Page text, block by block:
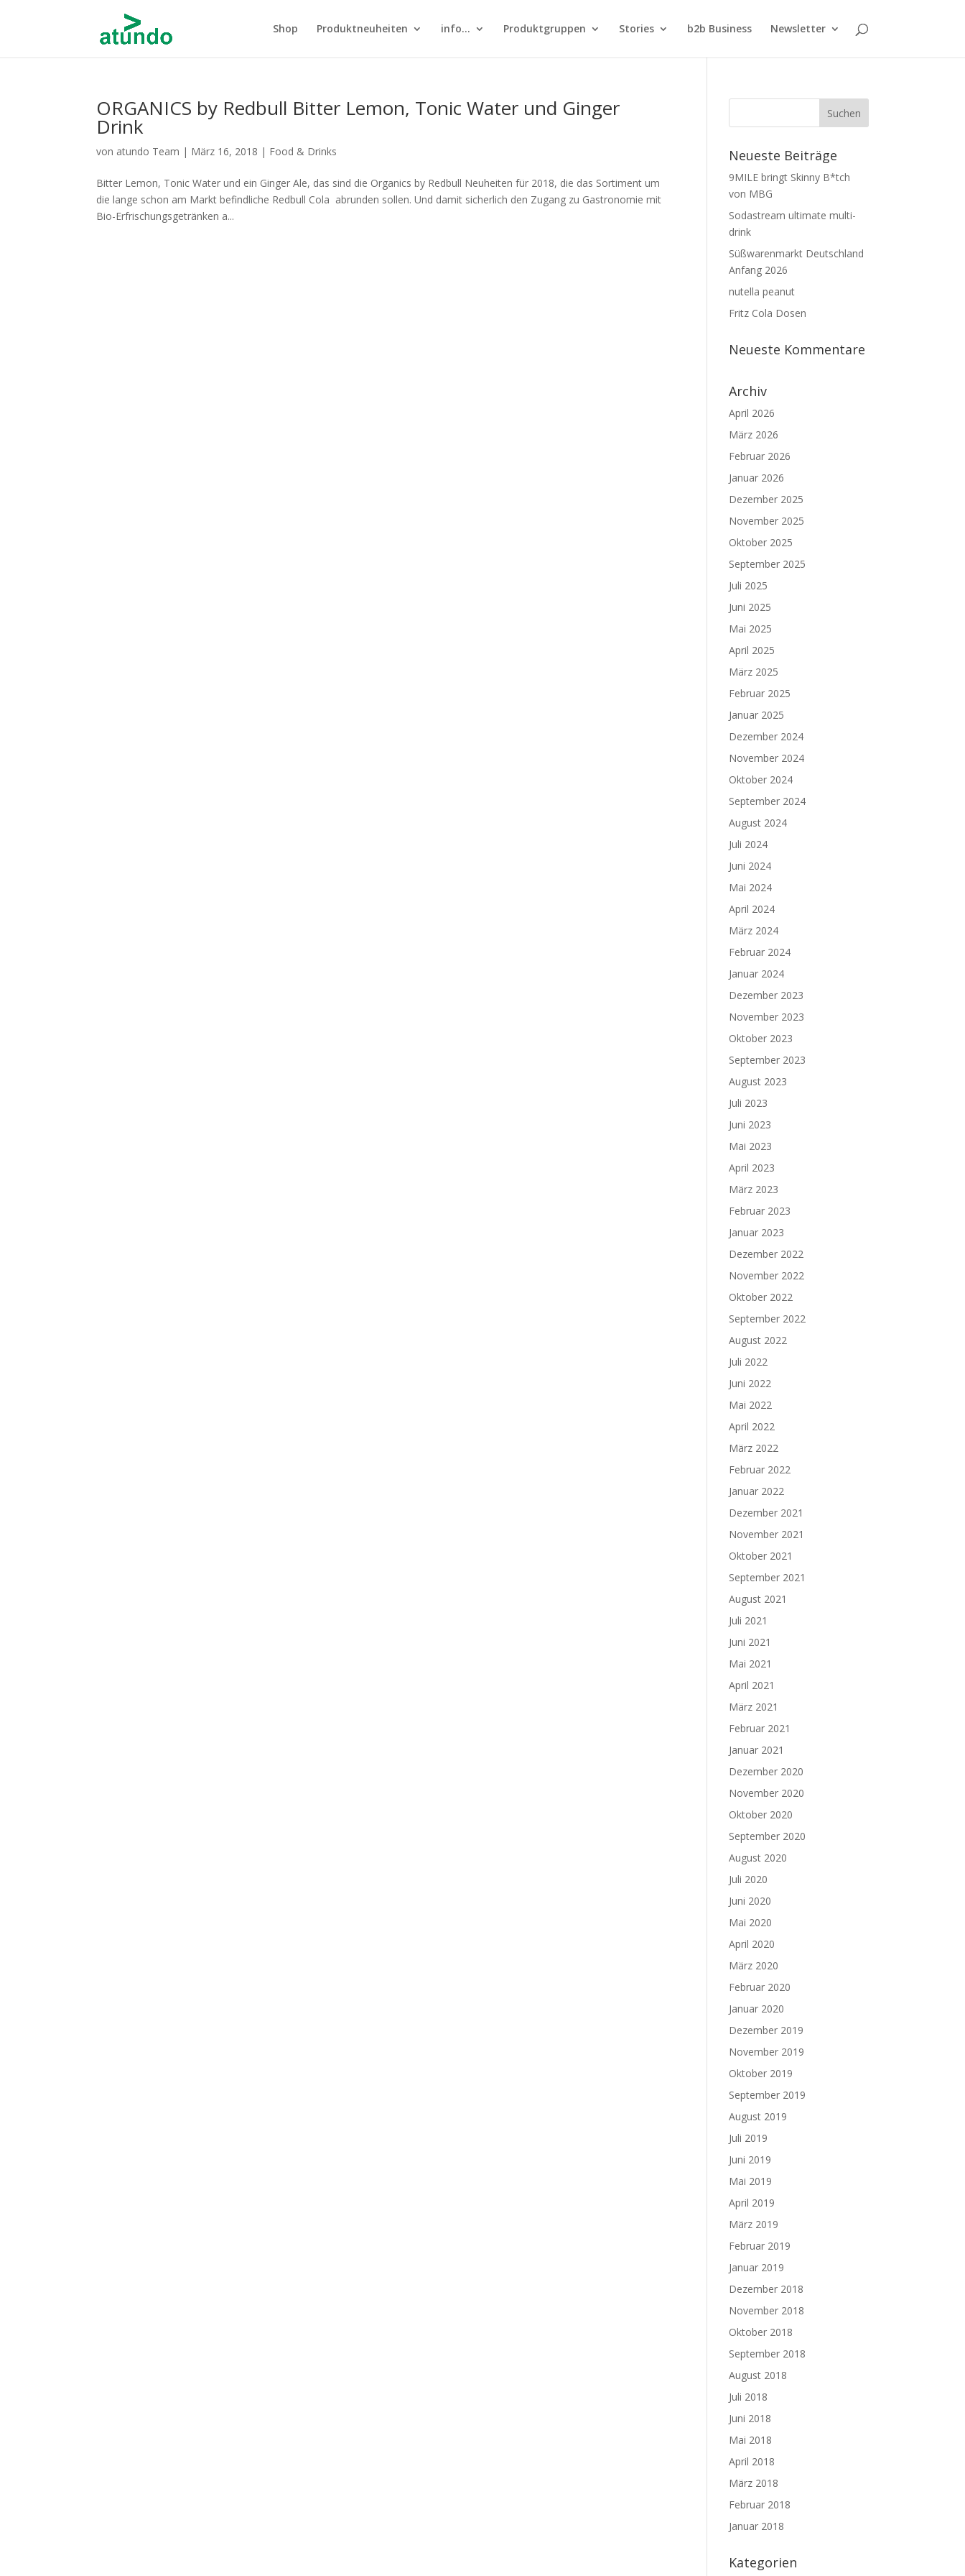
Shop Produktneuheiten info… Produktgruppen Stories b2b Business Newsletter
ORGANICS by Redbull Bitter Lemon, Tonic Water und Ginger
Drink
von atundo Team | März 16, 2018 | Food & Drinks
Bitter Lemon, Tonic Water und ein Ginger Ale, das sind die Organics by Redbull Neuheiten für 2018, die das Sortiment um
die lange schon am Markt befindliche Redbull Cola abrunden sollen. Und damit sicherlich den Zugang zu Gastronomie mit
Bio-Erfrischungsgetränken a...
Neueste Beiträge
9MILE bringt Skinny B*tch
von MBG
Sodastream ultimate multi-
drink
Süßwarenmarkt Deutschland
Anfang 2026
nutella peanut
Fritz Cola Dosen
Neueste Kommentare
Archiv
April 2026
März 2026
Februar 2026
Januar 2026
Dezember 2025
November 2025
Oktober 2025
September 2025
Juli 2025
Juni 2025
Mai 2025
April 2025
März 2025
Februar 2025
Januar 2025
Dezember 2024
November 2024
Oktober 2024
September 2024
August 2024
Juli 2024
Juni 2024
Mai 2024
April 2024
März 2024
Februar 2024
Januar 2024
Dezember 2023
November 2023
Oktober 2023
September 2023
August 2023
Juli 2023
Juni 2023
Mai 2023
April 2023
März 2023
Februar 2023
Januar 2023
Dezember 2022
November 2022
Oktober 2022
September 2022
August 2022
Juli 2022
Juni 2022
Mai 2022
April 2022
März 2022
Februar 2022
Januar 2022
Dezember 2021
November 2021
Oktober 2021
September 2021
August 2021
Juli 2021
Juni 2021
Mai 2021
April 2021
März 2021
Februar 2021
Januar 2021
Dezember 2020
November 2020
Oktober 2020
September 2020
August 2020
Juli 2020
Juni 2020
Mai 2020
April 2020
März 2020
Februar 2020
Januar 2020
Dezember 2019
November 2019
Oktober 2019
September 2019
August 2019
Juli 2019
Juni 2019
Mai 2019
April 2019
März 2019
Februar 2019
Januar 2019
Dezember 2018
November 2018
Oktober 2018
September 2018
August 2018
Juli 2018
Juni 2018
Mai 2018
April 2018
März 2018
Februar 2018
Januar 2018
Kategorien